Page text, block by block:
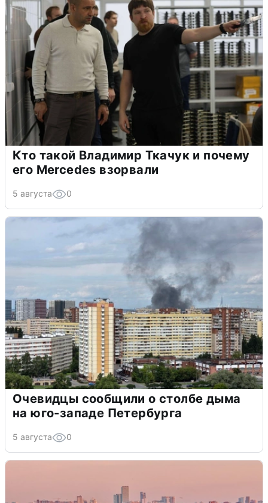
Кто такой Владимир Ткачук и почему
его Mercedes взорвали
5 августа 0
Очевидцы сообщили о столбе дыма
на юго-западе Петербурга
5 августа 0